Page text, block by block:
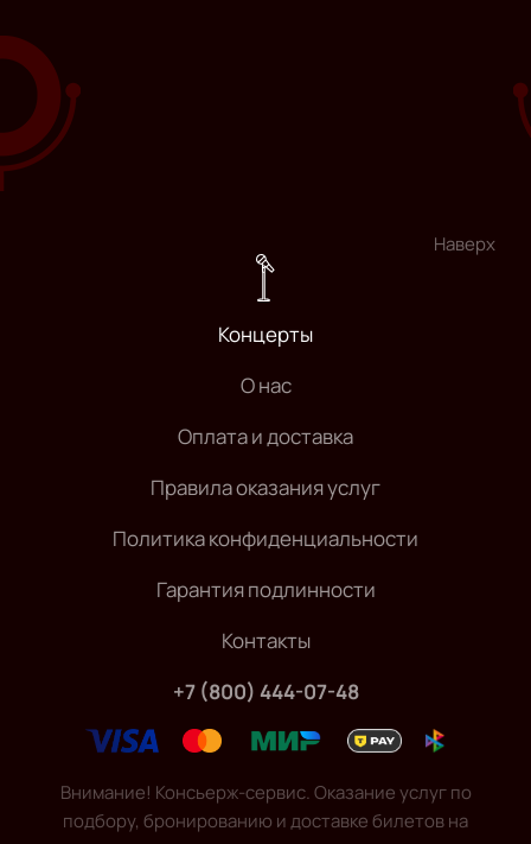
Наверх
Концерты
О нас
Оплата и доставка
Правила оказания услуг
Политика конфиденциальности
Гарантия подлинности
Контакты
+7 (800) 444-07-48
Внимание! Консьерж-сервис. Оказание услуг по
подбору, бронированию и доставке билетов на